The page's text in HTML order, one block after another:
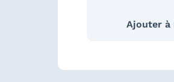
Ajouter à